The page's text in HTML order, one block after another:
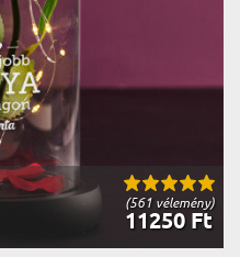
(561 vélemény)
11250 Ft